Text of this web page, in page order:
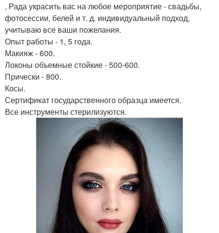
, Рада украсить вас на любое мероприятие - свадьбы,
фотосессии, белей и т. д. индивидуальный подход,
учитываю все ваши пожелания.
Опыт работы - 1, 5 года.
Макияж - 600.
Локоны объемные стойкие - 500-600.
Прически - 800.
Косы.
Сертификат государственного образца имеется.
Все инструменты стерилизуются.